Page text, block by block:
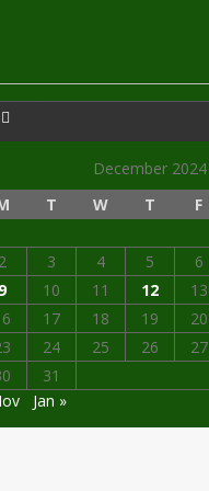
December 2024
T W T F
3 4 5 6
10 11 12 13
17 18 19 20
24 25 26 27
31
Jan »